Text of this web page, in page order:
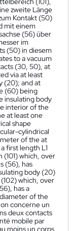
zweite Länge
Kontakt (50)
mit einem
(56) über
im
(50) in diesem
to a vacuum
(30, 50), at
via at least
(20); and at
(60) being
insulating body
interior of the
at least one
shape
cylindrical
of the at
first length L1
which, over
(56), has
body (20)
which, over
has a
of the
concerne un
deux contacts
mobile par
moins un corps